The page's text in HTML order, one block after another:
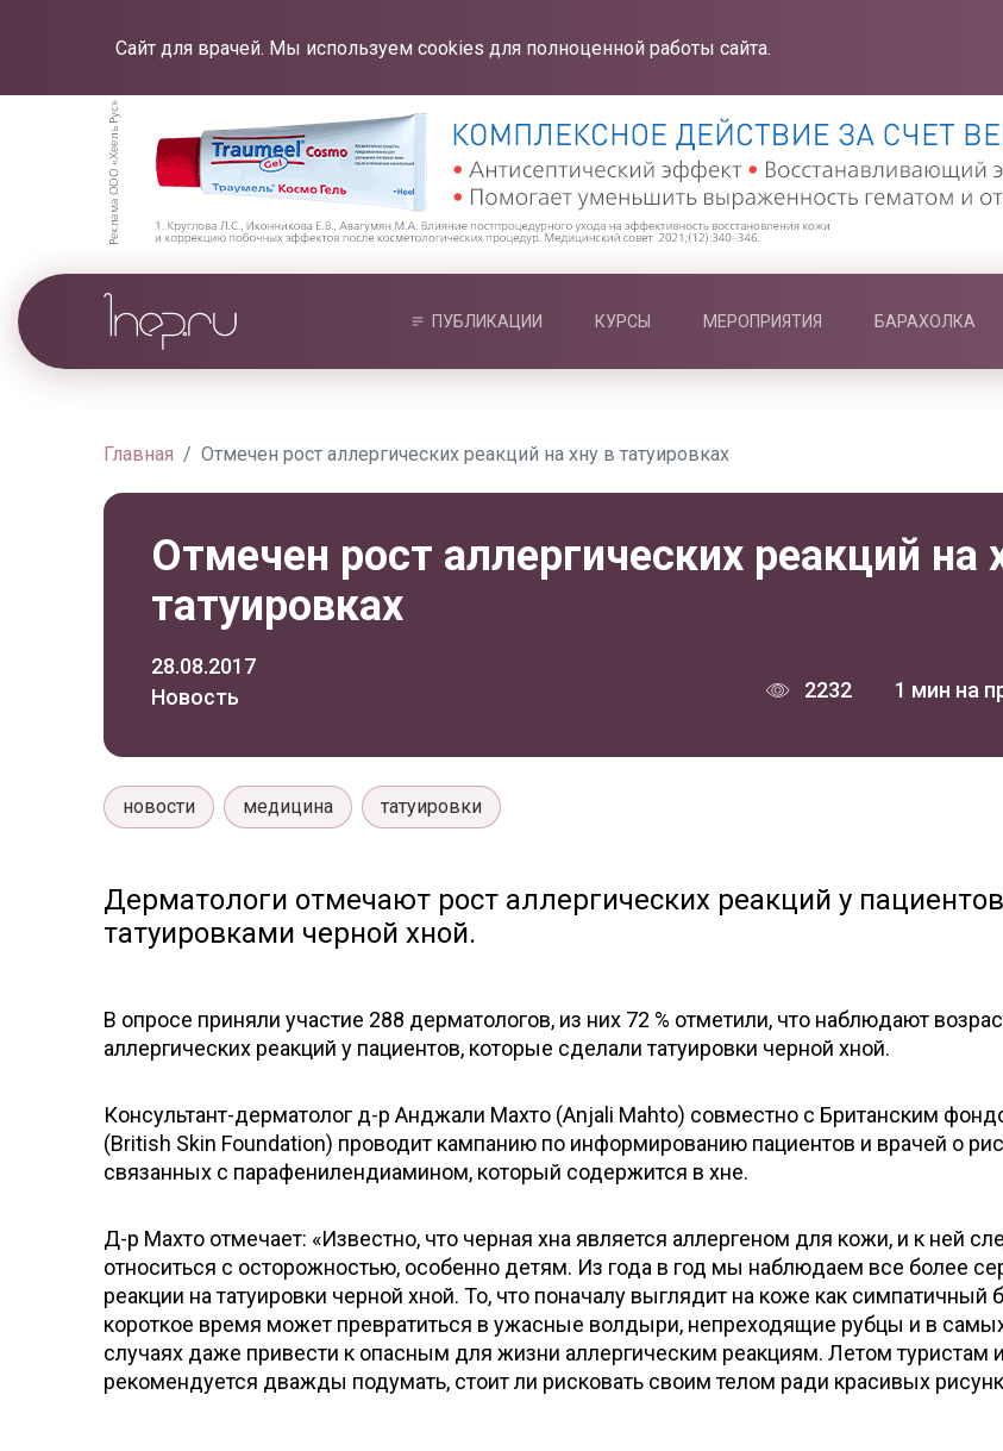
Сайт для врачей. Мы используем cookies для полноценной работы сайта.
ПУБЛИКАЦИИ КУРСЫ МЕРОПРИЯТИЯ БАРАХОЛКА
Главная Отмечен рост аллергических реакций на хну в татуировках
Отмечен рост аллергических реакций на
татуировках
28.08.2017
Новость
2232 1 мин на
новости медицина татуировки
Дерматологи отмечают рост аллергических реакций у
татуировками черной хной.
В опросе приняли участие 288 дерматологов, из них 72 % отметили, что наблюдают
аллергических реакций у пациентов, которые сделали татуировки черной хной.
Консультант-дерматолог д-р Анджали Махто (Anjali Mahto) совместно с Британским
(British Skin Foundation) проводит кампанию по информированию пациентов и врачей о
связанных с парафенилендиамином, который содержится в хне.
Д-р Махто отмечает: «Известно, что черная хна является аллергеном для кожи, и к ней
относиться с осторожностью, особенно детям. Из года в год мы наблюдаем все более
реакции на татуировки черной хной. То, что поначалу выглядит на коже как симпатичный
короткое время может превратиться в ужасные волдыри, непреходящие рубцы и в
случаях даже привести к опасным для жизни аллергическим реакциям. Летом туристам
рекомендуется дважды подумать, стоит ли рисковать своим телом ради красивых